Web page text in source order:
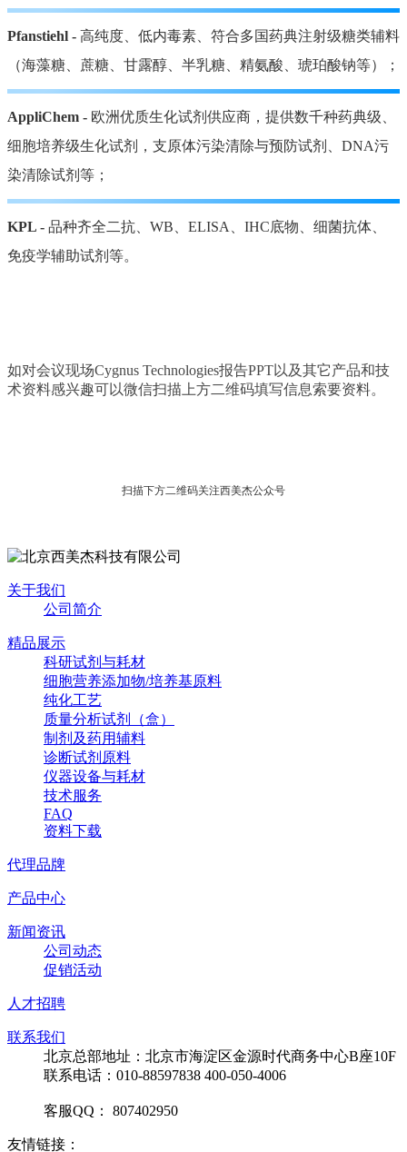
Pfanstiehl - 高纯度、低内毒素、符合多国药典注射级糖类辅料
（海藻糖、蔗糖、甘露醇、半乳糖、精氨酸、琥珀酸钠等）；
AppliChem - 欧洲优质生化试剂供应商，提供数千种药典级、
细胞培养级生化试剂，支原体污染清除与预防试剂、DNA污
染清除试剂等；
KPL - 品种齐全二抗、WB、ELISA、IHC底物、细菌抗体、
免疫学辅助试剂等。
如对会议现场Cygnus Technologies报告PPT以及其它产品和技
术资料感兴趣可以微信扫描上方二维码填写信息索要资料。
扫描下方二维码关注西美杰公众号
关于我们
公司简介
精品展示
科研试剂与耗材
细胞营养添加物/培养基原料
纯化工艺
质量分析试剂（盒）
制剂及药用辅料
诊断试剂原料
仪器设备与耗材
技术服务
FAQ
资料下载
代理品牌
产品中心
新闻资讯
公司动态
促销活动
人才招聘
联系我们
北京总部地址：北京市海淀区金源时代商务中心B座10F
联系电话：010-88597838 400-050-4006
客服QQ： 807402950
友情链接：